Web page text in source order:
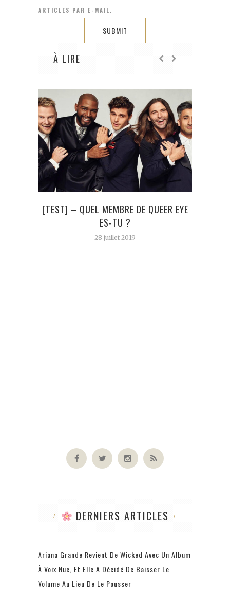
ARTICLES PAR E-MAIL.
À LIRE
[TEST] – QUEL MEMBRE DE QUEER EYE
ES-TU ?
28 juillet 2019
DERNIERS ARTICLES
Ariana Grande Revient De Wicked Avec Un Album
À Voix Nue, Et Elle A Décidé De Baisser Le
Volume Au Lieu De Le Pousser